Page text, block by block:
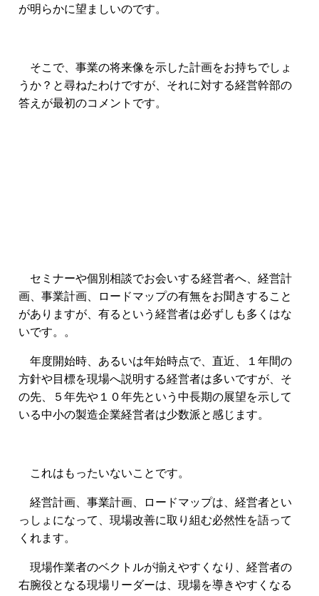
が明らかに望ましいのです。
そこで、事業の将来像を示した計画をお持ちでしょ
うか？と尋ねたわけですが、それに対する経営幹部の
答えが最初のコメントです。
セミナーや個別相談でお会いする経営者へ、経営計
画、事業計画、ロードマップの有無をお聞きすること
がありますが、有るという経営者は必ずしも多くはな
いです。。
年度開始時、あるいは年始時点で、直近、１年間の
方針や目標を現場へ説明する経営者は多いですが、そ
の先、５年先や１０年先という中長期の展望を示して
いる中小の製造企業経営者は少数派と感じます。
これはもったいないことです。
経営計画、事業計画、ロードマップは、経営者とい
っしょになって、現場改善に取り組む必然性を語って
くれます。
現場作業者のベクトルが揃えやすくなり、経営者の
右腕役となる現場リーダーは、現場を導きやすくなる